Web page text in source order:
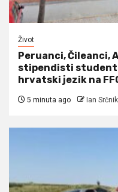
Život
Peruanci, Čileanci,
stipendisti studenti
hrvatski jezik na
5 minuta ago Ian Srčnik